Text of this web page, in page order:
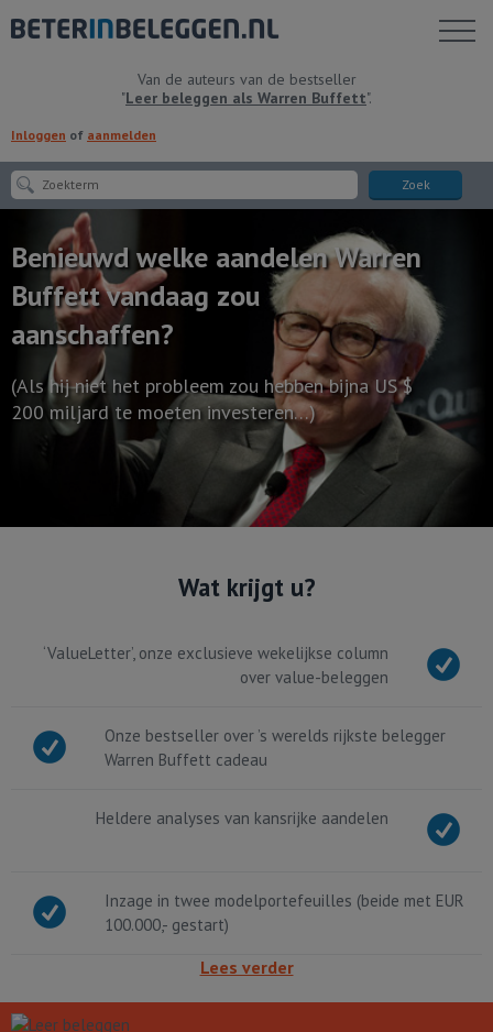
Van de auteurs van de bestseller
"Leer beleggen als Warren Buffett".
Inloggen of aanmelden
Zoek
Toon
Benieuwd welke aandelen Warren
Buffett vandaag zou
aanschaffen?
(Als hij niet het probleem zou hebben bijna US $
200 miljard te moeten investeren…)
Wat krijgt u?
‘ValueLetter’, onze exclusieve wekelijkse column
over value-beleggen
Onze bestseller over ’s werelds rijkste belegger
Warren Buffett cadeau
Heldere analyses van kansrijke aandelen
Inzage in twee modelportefeuilles (beide met EUR
100.000,- gestart)
Lees verder